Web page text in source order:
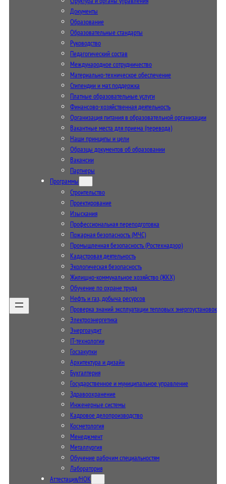
Документы
Образование
Образовательные стандарты
Руководство
Педагогический состав
Международное сотрудничество
Материально-техническое обеспечение
Стипендии и мат. поддержка
Платные образовательные услуги
Финансово-хозяйственная деятельность
Организация питания в образовательной организации
Вакантные места для приема (перевода)
Наши принципы и цели
Образцы документов об образовании
Вакансии
Партнеры
Программы
Строительство
Проектирование
Изыскания
Профессиональная переподготовка
Пожарная безопасность (МЧС)
Промышленная безопасность (Ростехнадзор)
Кадастровая деятельность
Экологическая безопасность
Жилищно-коммунальное хозяйство (ЖКХ)
Обучение по охране труда
Нефть и газ, добыча ресурсов
Проверка знаний эксплуатации тепловых энергоустановок
Электроэнергетика
Энергоаудит
IT-технологии
Госзакупки
Архитектура и дизайн
Бухгалтерия
Государственное и муниципальное управление
Здравоохранение
Инженерные системы
Кадровое делопроизводство
Косметология
Менеджмент
Металлургия
Обучение рабочим специальностям
Лаборатория
Аттестация/НОК